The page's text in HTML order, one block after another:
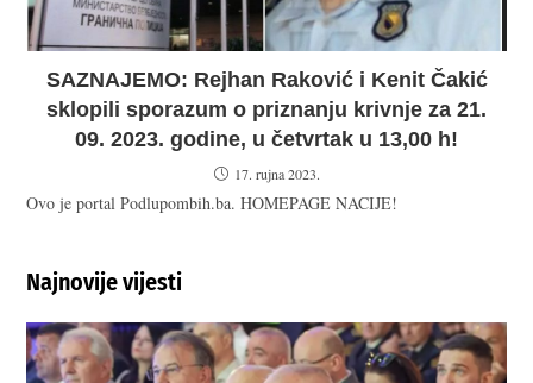
SAZNAJEMO: Rejhan Raković i Kenit Čakić
sklopili sporazum o priznanju krivnje za 21.
09. 2023. godine, u četvrtak u 13,00 h!
17. rujna 2023.
Ovo je portal Podlupombih.ba. HOMEPAGE NACIJE!
Najnovije vijesti